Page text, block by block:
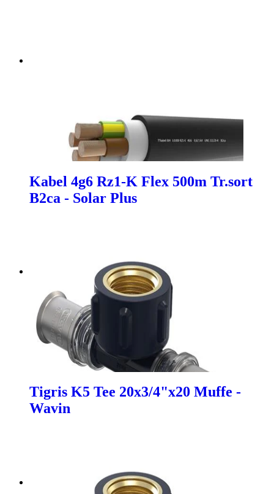
Kabel 4g6 Rz1-K Flex 500m Tr.sort
B2ca - Solar Plus
Tigris K5 Tee 20x3/4"x20 Muffe -
Wavin